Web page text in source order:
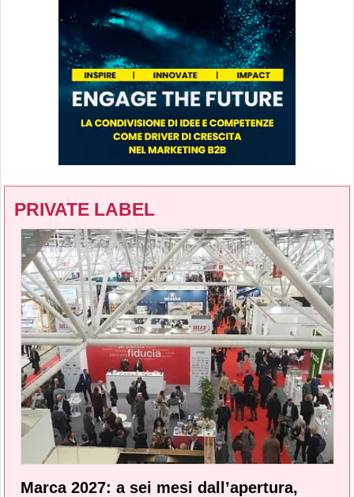
PRIVATE LABEL
Marca 2027: a sei mesi dall’apertura,